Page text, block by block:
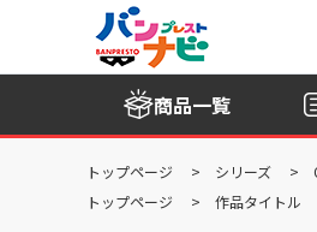
商品一覧
トップページ シリーズ
トップページ
作品タイトル